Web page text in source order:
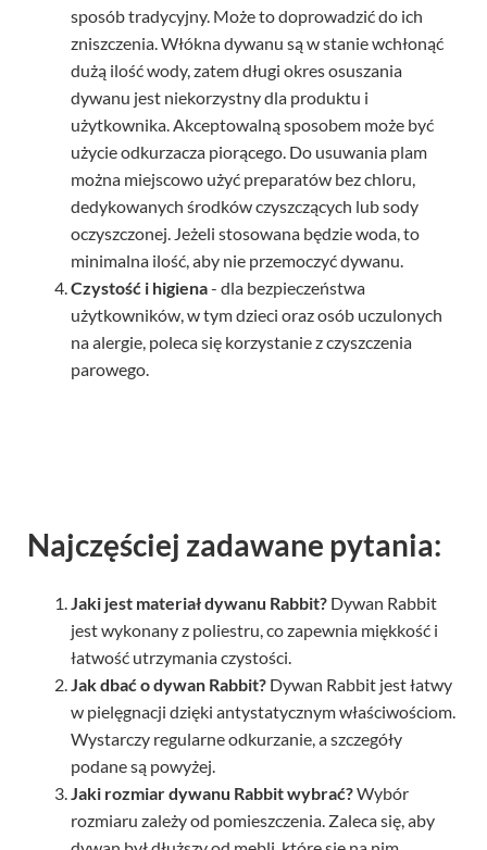
sposób tradycyjny. Może to doprowadzić do ich
zniszczenia. Włókna dywanu są w stanie wchłonąć
dużą ilość wody, zatem długi okres osuszania
dywanu jest niekorzystny dla produktu i
użytkownika. Akceptowalną sposobem może być
użycie odkurzacza piorącego. Do usuwania plam
można miejscowo użyć preparatów bez chloru,
dedykowanych środków czyszczących lub sody
oczyszczonej. Jeżeli stosowana będzie woda, to
minimalna ilość, aby nie przemoczyć dywanu.
Czystość i higiena- dla bezpieczeństwa
użytkowników, w tym dzieci oraz osób uczulonych
na alergie, poleca się korzystanie z czyszczenia
parowego.
Najczęściej zadawane pytania:
Jaki jest materiał dywanu Rabbit? Dywan Rabbit
jest wykonany z poliestru, co zapewnia miękkość i
łatwość utrzymania czystości.
Jak dbać o dywan Rabbit? Dywan Rabbit jest łatwy
w pielęgnacji dzięki antystatycznym właściwościom.
Wystarczy regularne odkurzanie, a szczegóły
podane są powyżej.
Jaki rozmiar dywanu Rabbit wybrać?Wybór
rozmiaru zależy od pomieszczenia. Zaleca się, aby